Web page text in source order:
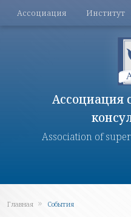
Меню разделов
Ассоциация Институт
Ассоциация
Association of
Главная События